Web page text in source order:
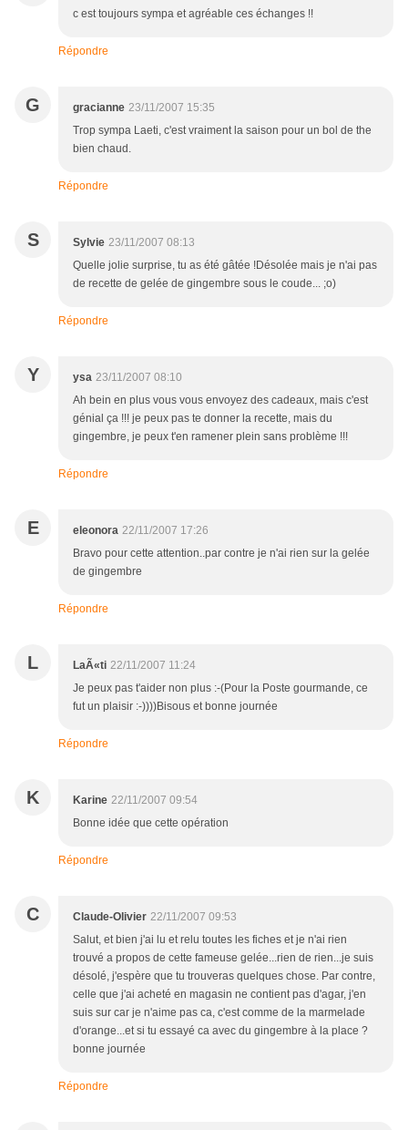
c est toujours sympa et agréable ces échanges !!
Répondre
G gracianne 23/11/2007 15:35
Trop sympa Laeti, c'est vraiment la saison pour un bol de the
bien chaud.
Répondre
S Sylvie 23/11/2007 08:13
Quelle jolie surprise, tu as été gâtée !Désolée mais je n'ai pas
de recette de gelée de gingembre sous le coude... ;o)
Répondre
Y ysa 23/11/2007 08:10
Ah bein en plus vous vous envoyez des cadeaux, mais c'est
génial ça !!! je peux pas te donner la recette, mais du
gingembre, je peux t'en ramener plein sans problème !!!
Répondre
E eleonora 22/11/2007 17:26
Bravo pour cette attention..par contre je n'ai rien sur la gelée
de gingembre
Répondre
L LaÃ«ti 22/11/2007 11:24
Je peux pas t'aider non plus :-(Pour la Poste gourmande, ce
fut un plaisir :-))))Bisous et bonne journée
Répondre
K Karine 22/11/2007 09:54
Bonne idée que cette opération
Répondre
C Claude-Olivier 22/11/2007 09:53
Salut, et bien j'ai lu et relu toutes les fiches et je n'ai rien
trouvé a propos de cette fameuse gelée...rien de rien...je suis
désolé, j'espère que tu trouveras quelques chose. Par contre,
celle que j'ai acheté en magasin ne contient pas d'agar, j'en
suis sur car je n'aime pas ca, c'est comme de la marmelade
d'orange...et si tu essayé ca avec du gingembre à la place ?
bonne journée
Répondre